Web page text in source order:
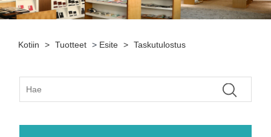
Kotiin > Tuotteet > Esite > Taskutulostus